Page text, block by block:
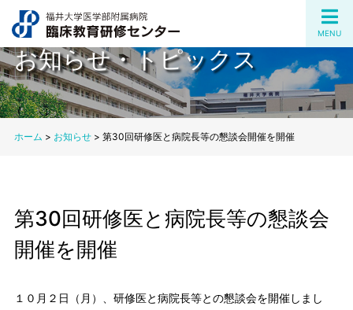
MENU
お知らせ・トピックス
ホーム > お知らせ> 第30回研修医と病院長等の懇談会開催を開催
第30回研修医と病院長等の懇談会
開催を開催
１０月２日（月）、研修医と病院長等との懇談会を開催しまし